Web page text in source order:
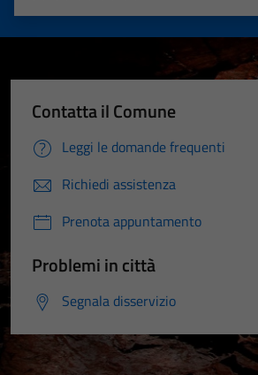
Valuta 5 stelle su 5
Valuta 4 stelle su 5
Valuta 3 stelle su 5
Valuta 2 stelle su 5
Valuta 1 stelle su 5
Contatta il Comune
Leggi le domande frequenti
Richiedi assistenza
Prenota appuntamento
Problemi in città
Segnala disservizio